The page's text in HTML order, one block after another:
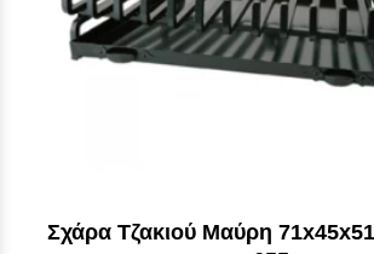
Σχάρα Τζακιού Μαύρη